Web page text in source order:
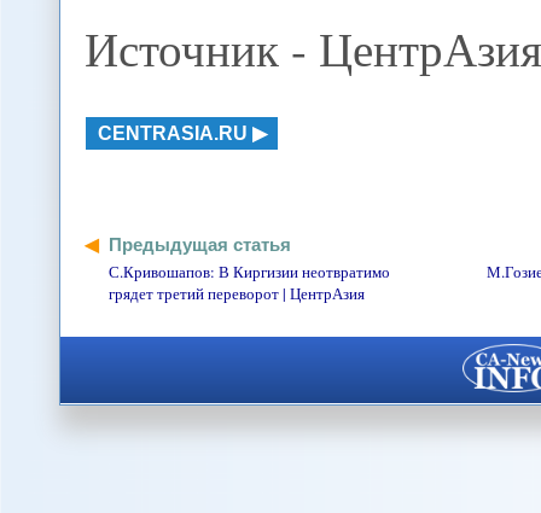
Источник -
CENTRASIA.RU
Предыдущая статья
С.Кривошапов: В Киргизии неотвратимо
грядет третий переворот | ЦентрАзия